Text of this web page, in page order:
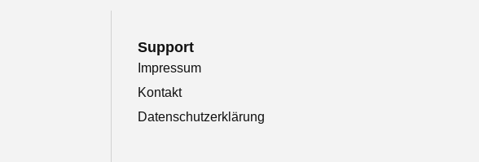
Support
Impressum
Kontakt
Datenschutzerklärung